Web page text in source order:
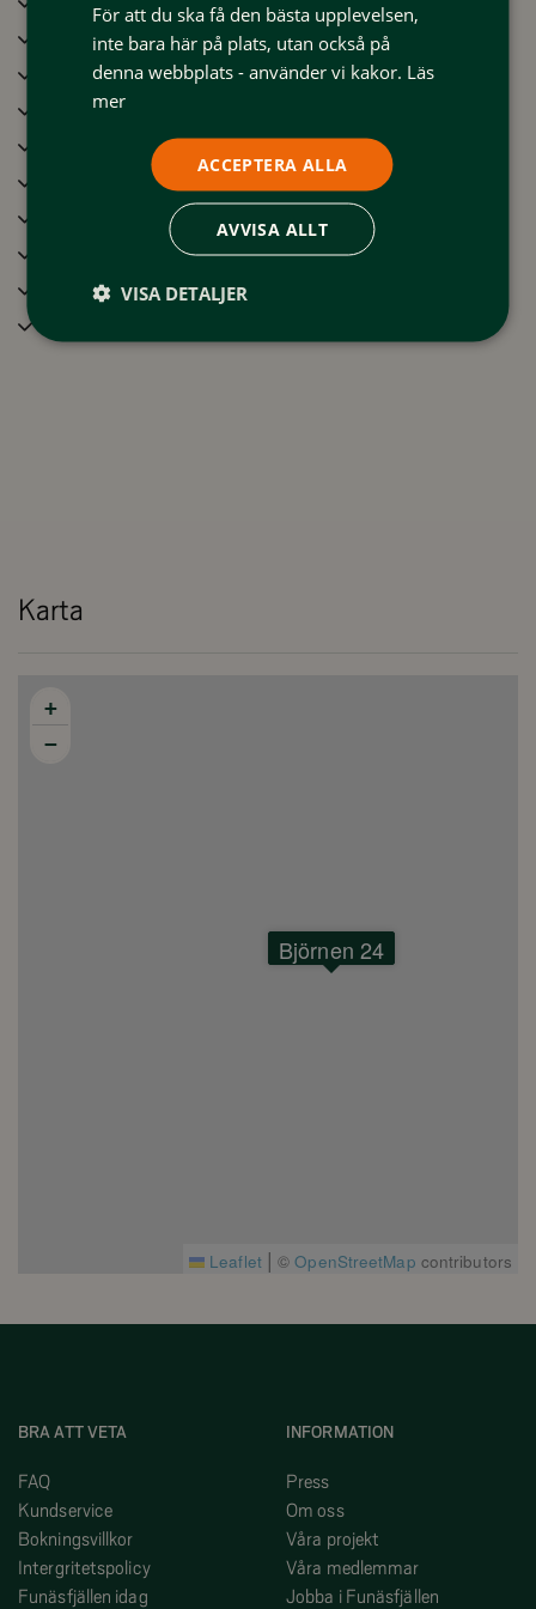
Stugan är utrustad för självhushåll
Braskamin/Öppen spis
Diskmaskin
Kaffebryggare / Vattenkokare
Karta
Björnen 24
+
−
Leaflet | ©OpenStreetMap contributors
BRA ATT VETA
FAQ
Kundservice
Bokningsvillkor
Intergritetspolicy
Funäsfjällen idag
INFORMATION
Press
Om oss
Våra projekt
Våra medlemmar
Jobba i Funäsfjällen
För att du ska få den bästa upplevelsen,
inte bara här på plats, utan också på
denna webbplats - använder vi kakor. Läs
mer
ACCEPTERA ALLA
AVVISA ALLT
VISA DETALJER